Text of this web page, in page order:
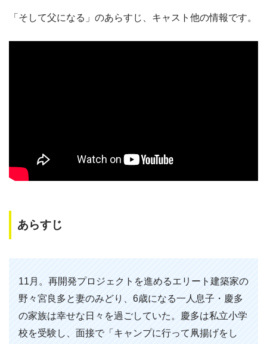
「そして父になる」のあらすじ、キャスト他の情報です。
あらすじ
11月。再開発プロジェクトを進めるエリート建築家の
野々宮良多と妻のみどり、6歳になる一人息子・慶多
の家族は幸せな日々を過ごしていた。慶多は私立小学
校を受験し、面接で「キャンプに行って凧揚げをし